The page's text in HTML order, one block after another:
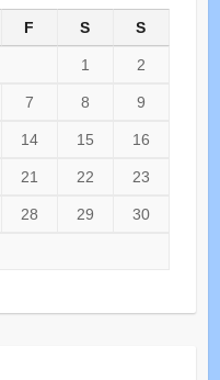
F S S
1 2
7 8 9
14 15 16
21 22 23
28 29 30